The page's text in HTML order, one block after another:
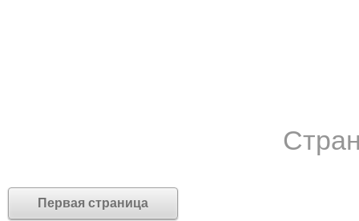
Первая страница